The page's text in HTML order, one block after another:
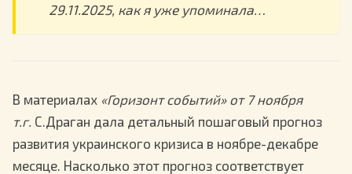
29.11.2025, как я уже упоминала…
В материалах «Горизонт событий» от 7 ноября
т.г. С.Драган дала детальный пошаговый прогноз
развития украинского кризиса в ноябре-декабре
месяце. Насколько этот прогноз соответствует